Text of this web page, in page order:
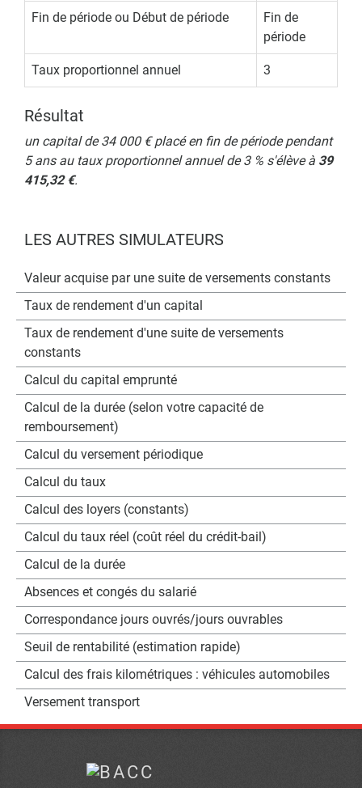
Fin de période ou Début de période
Fin de
période
Taux proportionnel annuel 3
Résultat
un capital de 34 000 € placé en fin de période pendant
5 ans au taux proportionnel annuel de 3 % s'élève à 39
415,32 €.
LES AUTRES SIMULATEURS
Valeur acquise par une suite de versements constants
Taux de rendement d'un capital
Taux de rendement d'une suite de versements
constants
Calcul du capital emprunté
Calcul de la durée (selon votre capacité de
remboursement)
Calcul du versement périodique
Calcul du taux
Calcul des loyers (constants)
Calcul du taux réel (coût réel du crédit-bail)
Calcul de la durée
Absences et congés du salarié
Correspondance jours ouvrés/jours ouvrables
Seuil de rentabilité (estimation rapide)
Calcul des frais kilométriques : véhicules automobiles
Versement transport